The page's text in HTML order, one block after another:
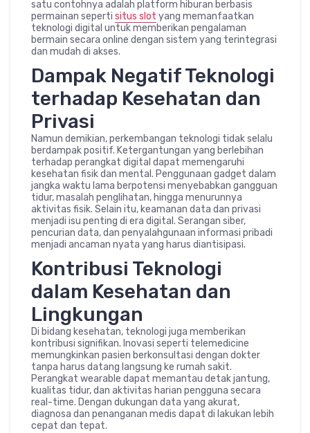
satu contohnya adalah platform hiburan berbasis
permainan seperti situs slot yang memanfaatkan
teknologi digital untuk memberikan pengalaman
bermain secara online dengan sistem yang terintegrasi
dan mudah di akses.
Dampak Negatif Teknologi
terhadap Kesehatan dan
Privasi
Namun demikian, perkembangan teknologi tidak selalu
berdampak positif. Ketergantungan yang berlebihan
terhadap perangkat digital dapat memengaruhi
kesehatan fisik dan mental. Penggunaan gadget dalam
jangka waktu lama berpotensi menyebabkan gangguan
tidur, masalah penglihatan, hingga menurunnya
aktivitas fisik. Selain itu, keamanan data dan privasi
menjadi isu penting di era digital. Serangan siber,
pencurian data, dan penyalahgunaan informasi pribadi
menjadi ancaman nyata yang harus diantisipasi.
Kontribusi Teknologi
dalam Kesehatan dan
Lingkungan
Di bidang kesehatan, teknologi juga memberikan
kontribusi signifikan. Inovasi seperti telemedicine
memungkinkan pasien berkonsultasi dengan dokter
tanpa harus datang langsung ke rumah sakit.
Perangkat wearable dapat memantau detak jantung,
kualitas tidur, dan aktivitas harian pengguna secara
real-time. Dengan dukungan data yang akurat,
diagnosa dan penanganan medis dapat di lakukan lebih
cepat dan tepat.